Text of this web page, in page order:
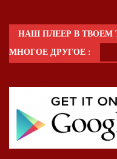
НАШ ПЛЕЕР В ТВОЕМ
МНОГОЕ ДРУГОЕ :